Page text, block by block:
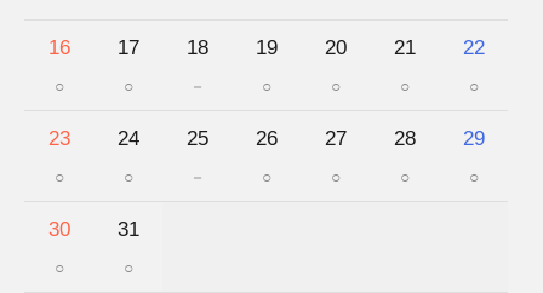
16
○
17
○
18
－
19
○
20
○
21
○
22
○
23
○
24
○
25
－
26
○
27
○
28
○
29
○
30
○
31
○